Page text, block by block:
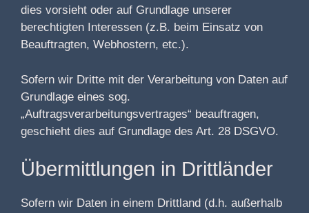
dies vorsieht oder auf Grundlage unserer
berechtigten Interessen (z.B. beim Einsatz von
Beauftragten, Webhostern, etc.).
Sofern wir Dritte mit der Verarbeitung von Daten auf
Grundlage eines sog.
„Auftragsverarbeitungsvertrages“ beauftragen,
geschieht dies auf Grundlage des Art. 28 DSGVO.
Übermittlungen in Drittländer
Sofern wir Daten in einem Drittland (d.h. außerhalb